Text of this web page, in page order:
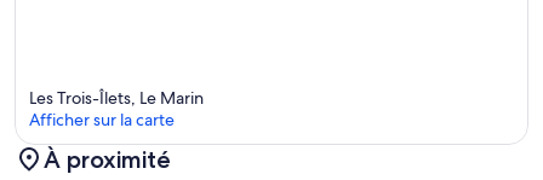
Les Trois-Îlets, Le Marin
Afficher sur la carte
À proximité